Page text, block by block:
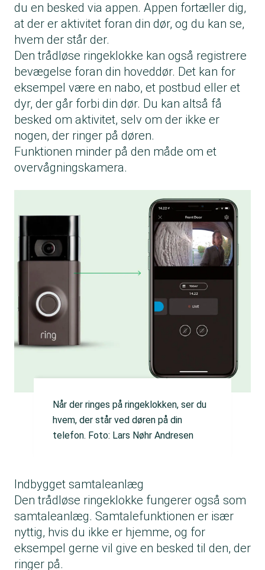
du en besked via appen. Appen fortæller dig,
at der er aktivitet foran din dør, og du kan se,
hvem der står der.
Den trådløse ringeklokke kan også registrere
bevægelse foran din hoveddør. Det kan for
eksempel være en nabo, et postbud eller et
dyr, der går forbi din dør. Du kan altså få
besked om aktivitet, selv om der ikke er
nogen, der ringer på døren.
Funktionen minder på den måde om et
overvågningskamera.
Når der ringes på ringeklokken, ser du
hvem, der står ved døren på din
telefon. Foto: Lars Nøhr Andresen
Indbygget samtaleanlæg
Den trådløse ringeklokke fungerer også som
samtaleanlæg. Samtalefunktionen er især
nyttig, hvis du ikke er hjemme, og for
eksempel gerne vil give en besked til den, der
ringer på.